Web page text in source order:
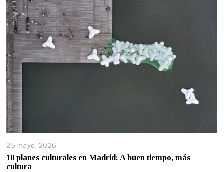
25 mayo, 2026
10 planes culturales en Madrid: A buen tiempo, más
cultura